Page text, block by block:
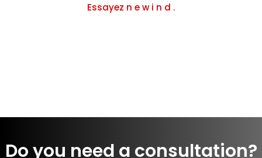
Essayez n e w i n d .
Do you need a consultation?